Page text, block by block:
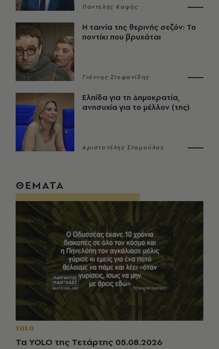
Παντελής Καψής
Η ταινία της θερινής σεζόν: Το
ποντίκι που βρυχάται
Γιάννης Στεφανίδης
Ελπίδα για τη Δημοκρατία,
ανησυχία για το μέλλον (της)
Αριστοτέλης Σταμούλας
ΘΕΜΑΤΑ
YOLO
Τα YOLO της Τετάρτης 05.08.2026